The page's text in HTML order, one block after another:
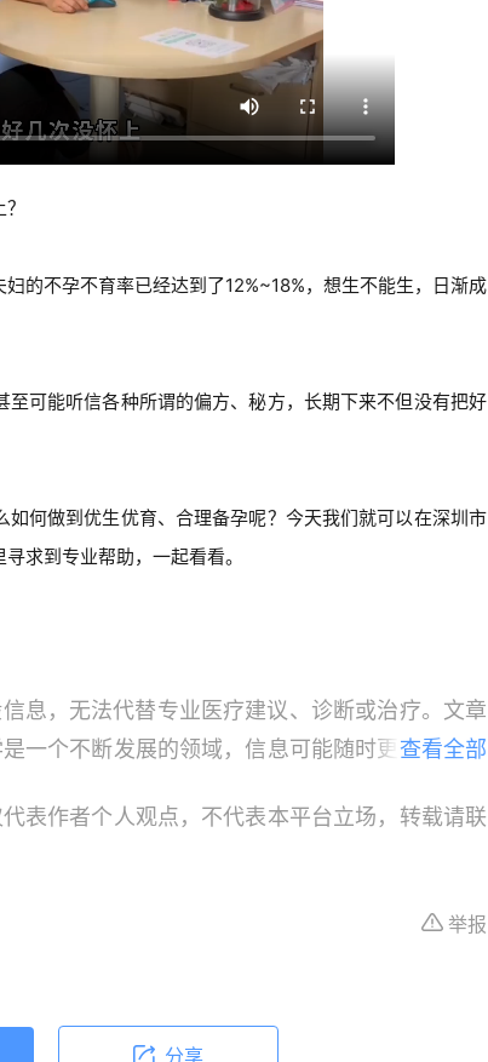
？
的不孕不育率已经达到了12%~18%，想生不能生，日渐成
可能听信各种所谓的偏方、秘方，长期下来不但没有把好
何做到优生优育、合理备孕呢？今天我们就可以在深圳市
求到专业帮助，一起看看。
息，无法代替专业医疗建议、诊断或治疗。文章
一个不断发展的领域，信息可能随时更新，因此
治疗的依据，紧急医疗情况应立即寻求专业医疗
为教育和信息更新的资源。在临床实践中应用本
查看全部
表作者个人观点，不代表本平台立场，转载请联
举报
分享